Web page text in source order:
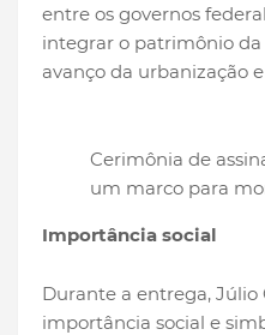
entre os governos
integrar o patrimônio
avanço da urbanização
Cerimônia de
um marco para
Importância social
Durante a entrega, Júlio
importância social e